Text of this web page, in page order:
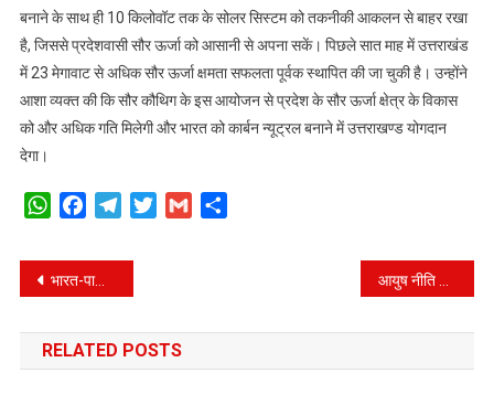
बनाने के साथ ही 10 किलोवॉट तक के सोलर सिस्टम को तकनीकी आकलन से बाहर रखा
है, जिससे प्रदेशवासी सौर ऊर्जा को आसानी से अपना सकें। पिछले सात माह में उत्तराखंड
में 23 मेगावाट से अधिक सौर ऊर्जा क्षमता सफलता पूर्वक स्थापित की जा चुकी है। उन्होंने
आशा व्यक्त की कि सौर कौथिग के इस आयोजन से प्रदेश के सौर ऊर्जा क्षेत्र के विकास
को और अधिक गति मिलेगी और भारत को कार्बन न्यूट्रल बनाने में उत्तराखण्ड योगदान
देगा।
WhatsAppFacebookTelegramTwitterGmail
Post
navigation
भारत-पाकिस्तान युद्ध, विजय दिवस समारोह में सीएम ने दी शहीदों को श्रद्धांजलि।
RELATED POSTS